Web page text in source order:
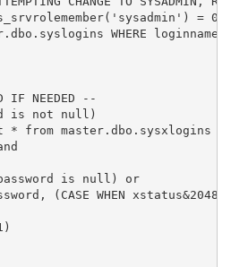
= 0
WHERE
IF NEEDED --
is not null)
from master.dbo.sysxlogins
is null) or
(CASE WHEN